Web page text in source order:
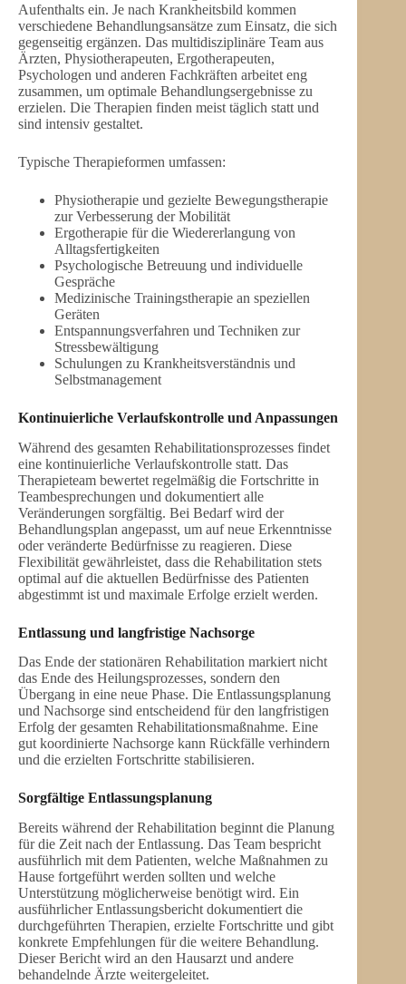
Aufenthalts ein. Je nach Krankheitsbild kommen
verschiedene Behandlungsansätze zum Einsatz, die sich
gegenseitig ergänzen. Das multidisziplinäre Team aus
Ärzten, Physiotherapeuten, Ergotherapeuten,
Psychologen und anderen Fachkräften arbeitet eng
zusammen, um optimale Behandlungsergebnisse zu
erzielen. Die Therapien finden meist täglich statt und
sind intensiv gestaltet.
Typische Therapieformen umfassen:
Physiotherapie und gezielte Bewegungstherapie
zur Verbesserung der Mobilität
Ergotherapie für die Wiedererlangung von
Alltagsfertigkeiten
Psychologische Betreuung und individuelle
Gespräche
Medizinische Trainingstherapie an speziellen
Geräten
Entspannungsverfahren und Techniken zur
Stressbewältigung
Schulungen zu Krankheitsverständnis und
Selbstmanagement
Kontinuierliche Verlaufskontrolle und Anpassungen
Während des gesamten Rehabilitationsprozesses findet
eine kontinuierliche Verlaufskontrolle statt. Das
Therapieteam bewertet regelmäßig die Fortschritte in
Teambesprechungen und dokumentiert alle
Veränderungen sorgfältig. Bei Bedarf wird der
Behandlungsplan angepasst, um auf neue Erkenntnisse
oder veränderte Bedürfnisse zu reagieren. Diese
Flexibilität gewährleistet, dass die Rehabilitation stets
optimal auf die aktuellen Bedürfnisse des Patienten
abgestimmt ist und maximale Erfolge erzielt werden.
Entlassung und langfristige Nachsorge
Das Ende der stationären Rehabilitation markiert nicht
das Ende des Heilungsprozesses, sondern den
Übergang in eine neue Phase. Die Entlassungsplanung
und Nachsorge sind entscheidend für den langfristigen
Erfolg der gesamten Rehabilitationsmaßnahme. Eine
gut koordinierte Nachsorge kann Rückfälle verhindern
und die erzielten Fortschritte stabilisieren.
Sorgfältige Entlassungsplanung
Bereits während der Rehabilitation beginnt die Planung
für die Zeit nach der Entlassung. Das Team bespricht
ausführlich mit dem Patienten, welche Maßnahmen zu
Hause fortgeführt werden sollten und welche
Unterstützung möglicherweise benötigt wird. Ein
ausführlicher Entlassungsbericht dokumentiert die
durchgeführten Therapien, erzielte Fortschritte und gibt
konkrete Empfehlungen für die weitere Behandlung.
Dieser Bericht wird an den Hausarzt und andere
behandelnde Ärzte weitergeleitet.